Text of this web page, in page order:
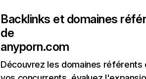
Backlinks et domaines
de
anyporn.com
Découvrez les domaines référents